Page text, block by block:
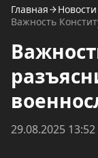
Главная
Новости
Важность
29.08.2025 13:52